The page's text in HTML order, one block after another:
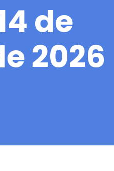
de
2026